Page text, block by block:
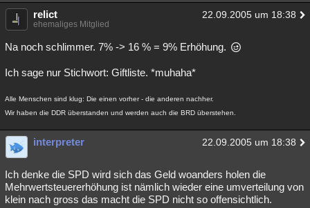
relict 22.09.2005 um 18:38
ehemaliges Mitglied
Na noch schlimmer. 7% -> 16 % = 9% Erhöhung.
Ich sage nur Stichwort: Giftliste. *muhaha*
Alle Menschen sind klug: Die einen vorher - die anderen nachher.
Wir haben die DDR überstanden und werden auch die BRD überstehen.
interpreter 22.09.2005 um 18:38
Ich denke die SPD wird sich das Geld woanders holen die
Mehrwertsteuererhöhung ist nämlich wieder eine umverteilung von
klein nach gross das macht die SPD nicht so offensichtlich.